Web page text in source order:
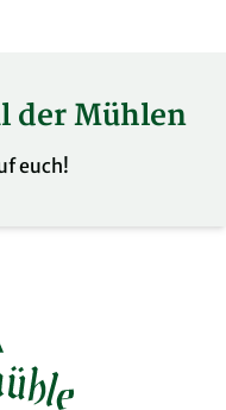
der Mühlen
euch!